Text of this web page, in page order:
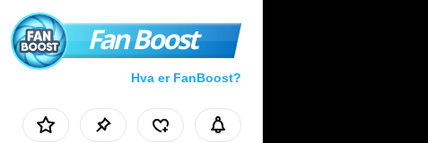
Fan Boost
Hva er FanBoost?